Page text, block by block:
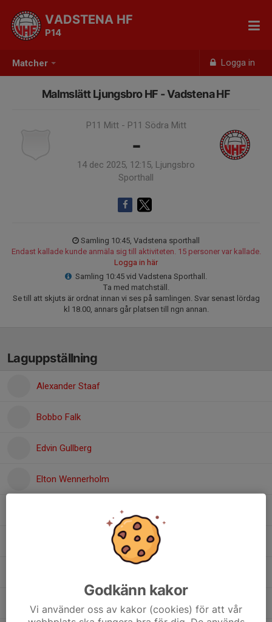
Matcher Logga in
VADSTENA HF
P14
Malmslätt Ljungsbro HF - Vadstena HF
P11 Mitt - P11 Södra Mitt
-
14 dec 2025, 12:15, Ljungsbro
Sporthall
Samling 10:45, Vadstena sporthall
Endast kallade kunde anmäla sig till aktiviteten. 15 personer var kallade.
Logga in här
Samling 10:45 vid Vadstena Sporthall.
Ta med matchställ.
Se till att skjuts är ordnat innan vi ses på samlingen. Svar senast lördag
kl 18.00, annars går platsen till ngn annan.
Laguppställning
Alexander Staaf
Bobbo Falk
Edvin Gullberg
Elton Wennerholm
Lukas Stigson
Godkänn kakor
Vi använder oss av kakor (cookies) för att vår